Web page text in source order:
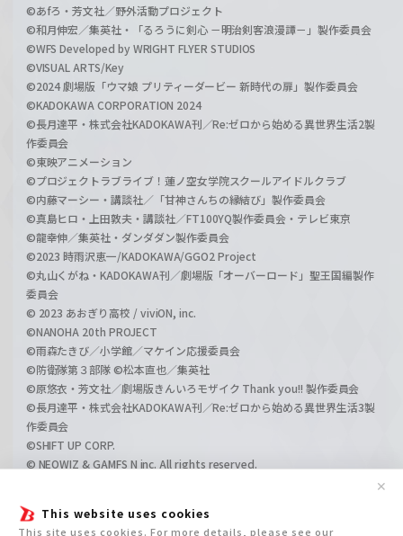
This website uses cookies
This site uses cookies. For more details, please see our
✕
©あfろ・芳文社／野外活動プロジェクト
©和月伸宏／集英社・「るろうに剣心 －明治剣客浪漫譚－」製作委員会
©WFS Developed by WRIGHT FLYER STUDIOS
©VISUAL ARTS/Key
©2024 劇場版「ウマ娘 プリティーダービー 新時代の扉」製作委員会
©KADOKAWA CORPORATION 2024
©長月達平・株式会社KADOKAWA刊／Re:ゼロから始める異世界生活2製
作委員会
©東映アニメーション
©プロジェクトラブライブ！蓮ノ空女学院スクールアイドルクラブ
©内藤マーシー・講談社／「甘神さんちの縁結び」製作委員会
©真島ヒロ・上田敦夫・講談社／FT100YQ製作委員会・テレビ東京
©龍幸伸／集英社・ダンダダン製作委員会
©2023 時雨沢恵一/KADOKAWA/GGO2 Project
©丸山くがね・KADOKAWA刊／劇場版「オーバーロード」聖王国編製作
委員会
© 2023 あおぎり高校 / viviON, inc.
©NANOHA 20th PROJECT
©雨森たきび／小学館／マケイン応援委員会
©防衛隊第３部隊 ©松本直也／集英社
©原悠衣・芳文社／劇場版きんいろモザイク Thank you!! 製作委員会
©長月達平・株式会社KADOKAWA刊／Re:ゼロから始める異世界生活3製
作委員会
©SHIFT UP CORP.
© NEOWIZ & GAMFS N inc. All rights reserved.
©GIRLS und PANZER Film Projekt